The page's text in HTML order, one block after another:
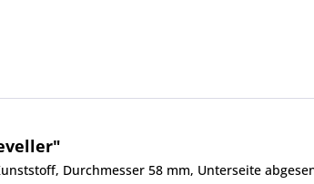
Durchmesser 58 mm, Unterseite